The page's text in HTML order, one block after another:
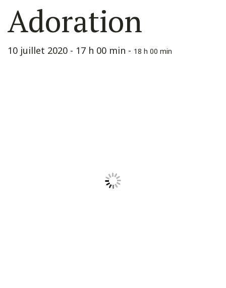
Adoration
10 juillet 2020 - 17 h 00 min - 18 h 00 min